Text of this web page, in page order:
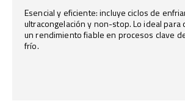
Esencial y eficiente: incluye ciclos de
ultracongelación y non-stop. Lo ideal para
un rendimiento fiable en procesos clave
frío.